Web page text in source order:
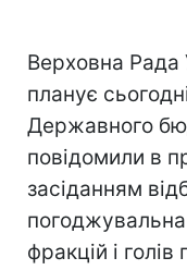
Верховна Рада
планує
Державного
повідомили в
засіданням
погоджувальна
фракцій і